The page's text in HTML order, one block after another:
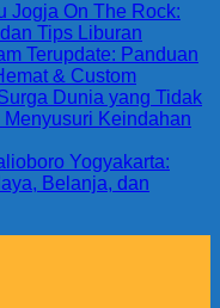
Jogja On The Rock:
Tips Liburan
Terupdate: Panduan
& Custom
Dunia yang Tidak
Keindahan
Yogyakarta:
Belanja, dan